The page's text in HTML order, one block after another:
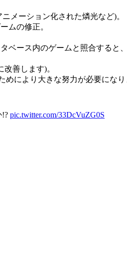
メーション化された燐光など)。
ムの修正。
ベース内のゲームと照合すると
善します)。
により大きな努力が必要になり
pic.twitter.com/33DcVuZG0S